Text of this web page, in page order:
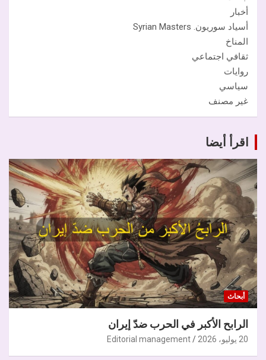
أخبار
أسياد سوريون. Syrian Masters
المناخ
ثقافي اجتماعي
روايات
سياسي
غير مصنف
اقرأ أيضا
أبحاث
الرابح الأكبر في الحرب ضدّ إيران
20 يوليو، 2026 Editorial management